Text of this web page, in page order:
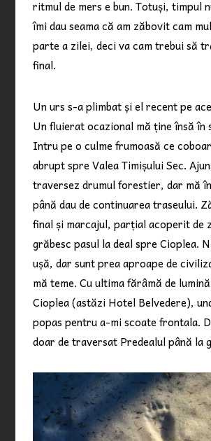
ritmul de mers e bun. Totuși, timpul
îmi dau seama că am zăbovit cam
parte a zilei, deci va cam trebui să
final.
Un urs s-a plimbat și el recent pe
Un fluierat ocazional mă ține însă în
Intru pe o culme frumoasă ce
abrupt spre Valea Timișului Sec.
traversez drumul forestier, dar mă
până dau de continuarea traseului.
final și marcajul, parțial acoperit de
grăbesc pasul la deal spre Cioplea.
ușă, dar sunt prea aproape de
mă teme. Cu ultima fărâmă de
Cioplea (astăzi Hotel Belvedere),
popas pentru a-mi scoate frontala.
doar de traversat Predealul până la